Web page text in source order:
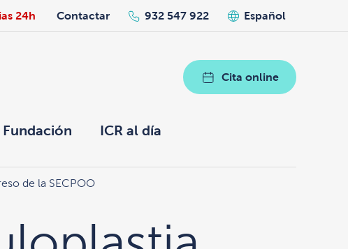
24h Contactar 932 547 922 Español
Cita online
Fundación ICR al día
de la SECPOO